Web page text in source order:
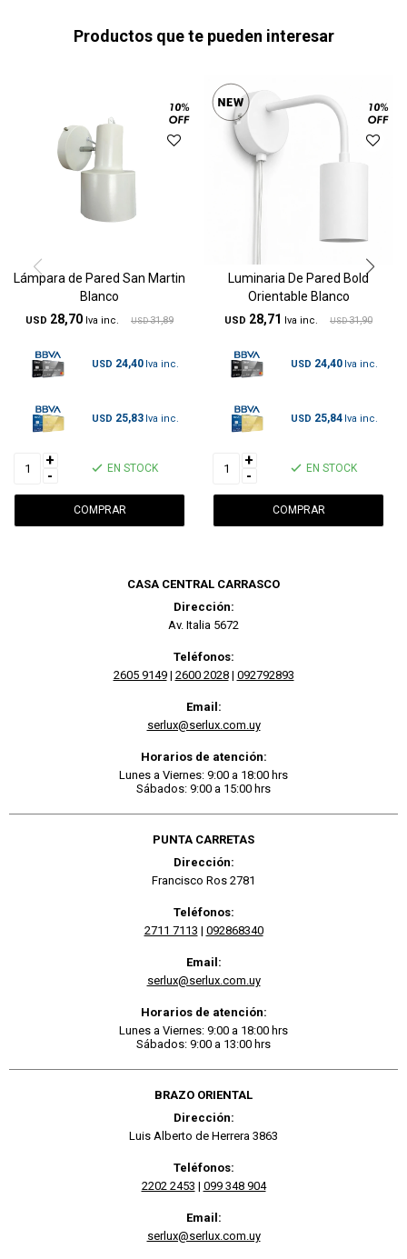
Productos que te pueden interesar
Lámpara de Pared San Martin
Blanco
USD 28,70 USD 31,89
USD 24,40
USD 25,83
+
-
EN STOCK
Luminaria De Pared Bold
Orientable Blanco
USD 28,71 USD 31,90
USD 24,40
USD 25,84
+
-
EN STOCK
CASA CENTRAL CARRASCO
Dirección:
Av. Italia 5672
Teléfonos:
2605 9149| 2600 2028| 092792893
Email:
serlux@serlux.com.uy
Horarios de atención:
Lunes a Viernes: 9:00 a 18:00 hrs
Sábados: 9:00 a 15:00 hrs
PUNTA CARRETAS
Dirección:
Francisco Ros 2781
Teléfonos:
2711 7113 | 092868340
Email:
serlux@serlux.com.uy
Horarios de atención:
Lunes a Viernes: 9:00 a 18:00 hrs
Sábados: 9:00 a 13:00 hrs
BRAZO ORIENTAL
Dirección:
Luis Alberto de Herrera 3863
Teléfonos:
2202 2453 | 099 348 904
Email:
serlux@serlux.com.uy